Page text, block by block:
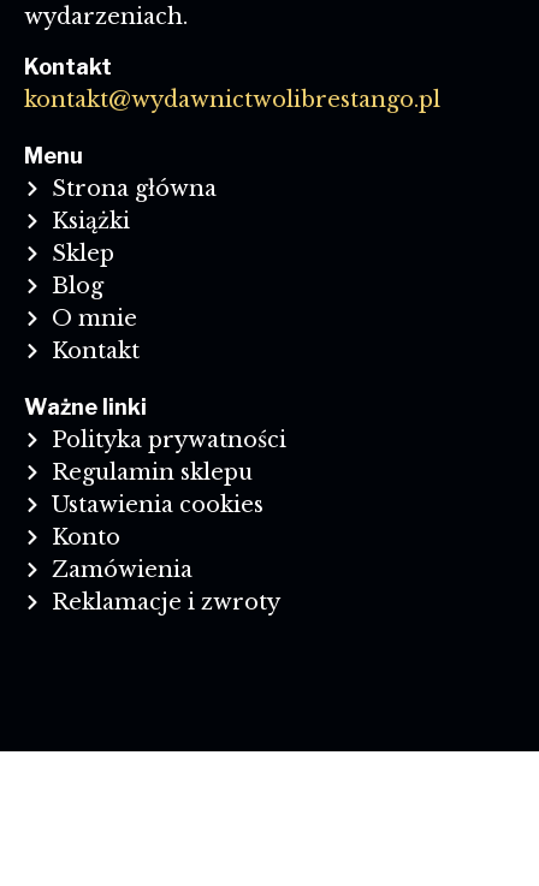
wydarzeniach.
Kontakt
kontakt@wydawnictwolibrestango.pl
Menu
Strona główna
Książki
Sklep
Blog
O mnie
Kontakt
Ważne linki
Polityka prywatności
Regulamin sklepu
Ustawienia cookies
Konto
Zamówienia
Reklamacje i zwroty